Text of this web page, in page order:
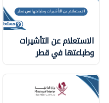
الاستعلام عن التأشيرات
وطباعتها في قطر